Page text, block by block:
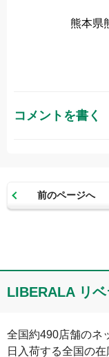
熊本県
コメントを書く
メールアドレス（
コメント
前のページへ
LIBERALA リ
全国約490店舗のネ
日入荷する全国の